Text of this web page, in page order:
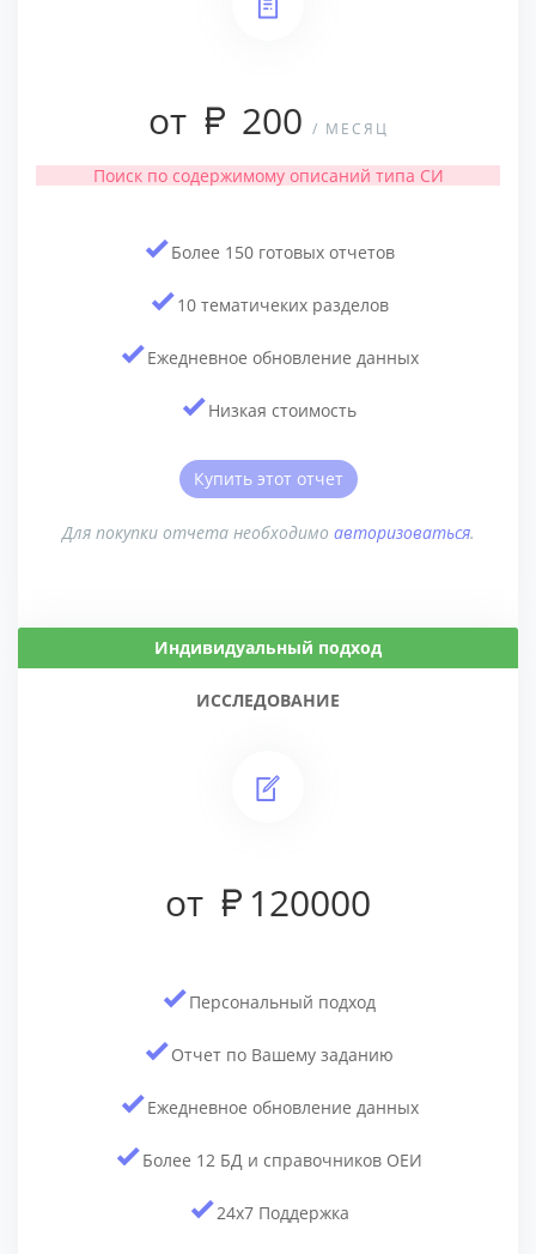
от 200 / МЕСЯЦ
Поиск по содержимому описаний типа СИ
Более 150 готовых отчетов
10 тематичеких разделов
Ежедневное обновление данных
Низкая стоимость
Купить этот отчет
Для покупки отчета необходимо авторизоваться.
Индивидуальный подход
ИССЛЕДОВАНИЕ
от 120000
Персональный подход
Отчет по Вашему заданию
Ежедневное обновление данных
Более 12 БД и cправочников ОЕИ
24x7 Поддержка